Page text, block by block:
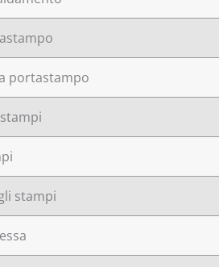
portastampo
stampi